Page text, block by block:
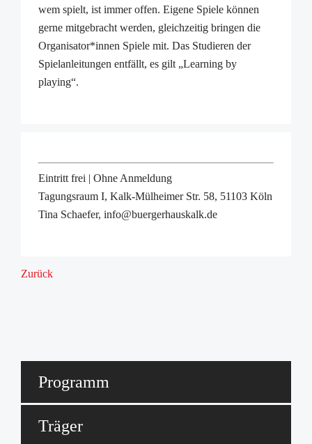
wem spielt, ist immer offen. Eigene Spiele können
gerne mitgebracht werden, gleichzeitig bringen die
Organisator*innen Spiele mit. Das Studieren der
Spielanleitungen entfällt, es gilt „Learning by
playing“.
Eintritt frei | Ohne Anmeldung
Tagungsraum I, Kalk-Mülheimer Str. 58, 51103 Köln
Tina Schaefer, info@buergerhauskalk.de
Zurück
Programm
Träger